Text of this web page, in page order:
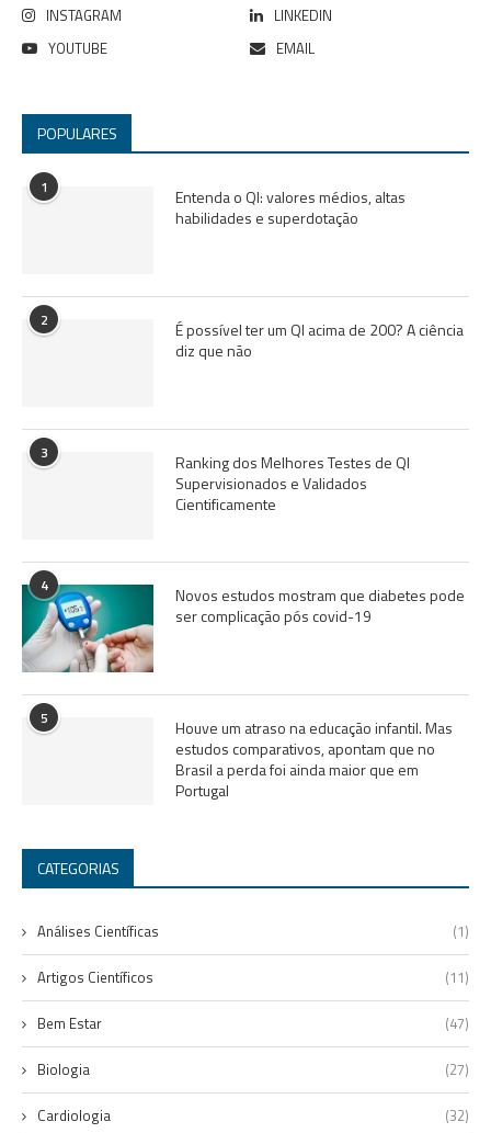
INSTAGRAM
LINKEDIN
YOUTUBE
EMAIL
POPULARES
1
Entenda o QI: valores médios, altas
habilidades e superdotação
2
É possível ter um QI acima de 200? A ciência
diz que não
3
Ranking dos Melhores Testes de QI
Supervisionados e Validados
Cientificamente
4
Novos estudos mostram que diabetes pode
ser complicação pós covid-19
5
Houve um atraso na educação infantil. Mas
estudos comparativos, apontam que no
Brasil a perda foi ainda maior que em
Portugal
CATEGORIAS
Análises Científicas (1)
Artigos Científicos (11)
Bem Estar (47)
Biologia (27)
Cardiologia (32)